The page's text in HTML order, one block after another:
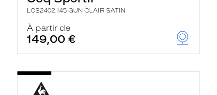
LCS2402 145 GUN CLAIR SATIN
À partir de
149,00 €